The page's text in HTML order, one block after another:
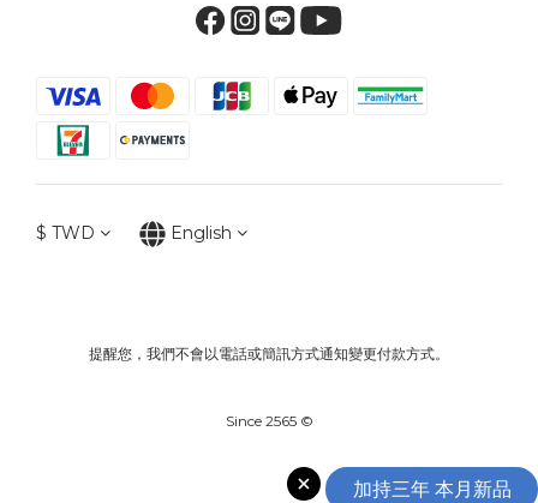
$ TWD English
提醒您，我們不會以電話或簡訊方式通知變更付款方式。
Since 2565 ©